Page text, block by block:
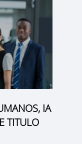
IA
TITULO